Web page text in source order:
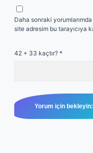
Daha sonraki
site adresim bu tarayıcıya
42 + 33 kaçtır? *